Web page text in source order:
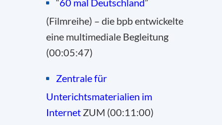
“60 mal Deutschland”
(Filmreihe) – die bpb entwickelte
eine multimediale Begleitung
(00:05:47)
Zentrale für
Unterichtsmaterialien im
Internet ZUM (00:11:00)